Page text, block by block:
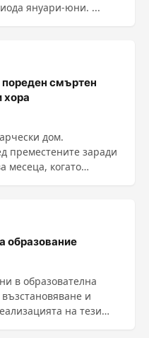
януари-юни. ...
пореден смъртен
хора
дом.
преместените заради
месеца, когато
образование
в образователна
и
на тези